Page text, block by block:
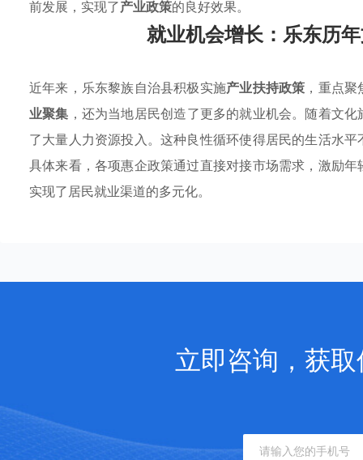
前发展，实现了产业政策的良好效果。
就业机会增长：乐东历
近年来，乐东黎族自治县积极实施产业扶持政策 ，重点
业聚集 ，还为当地居民创造了更多的就业机会。随着文
了大量人力资源投入。这种良性循环使得居民的生活水
具体来看，各项惠企政策通过直接对接市场需求，激励
实现了居民就业渠道的多元化。
立即咨询，获